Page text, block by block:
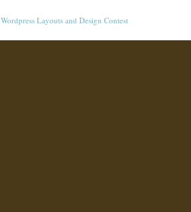
Wordpress Layouts and Design Contest